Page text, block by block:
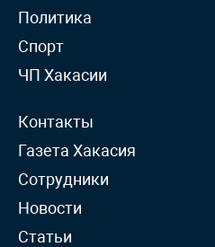
Политика
Спорт
ЧП Хакасии
Контакты
Газета Хакасия
Сотрудники
Новости
Статьи